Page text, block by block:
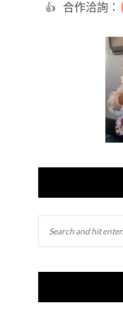
合作洽詢：